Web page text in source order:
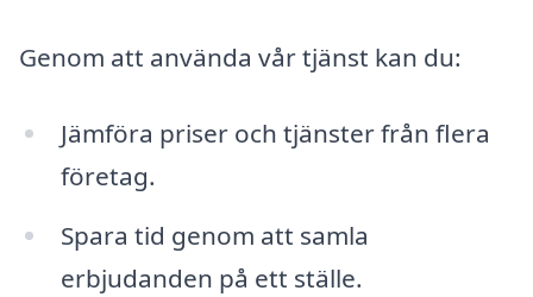
Genom att använda vår tjänst kan du:
Jämföra priser och tjänster från flera
företag.
Spara tid genom att samla
erbjudanden på ett ställe.